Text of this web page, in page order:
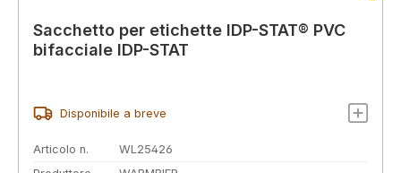
Sacchetto per etichette IDP-STAT® PVC
bifacciale IDP-STAT
Disponibile a breve
Articolo n.
WL25426